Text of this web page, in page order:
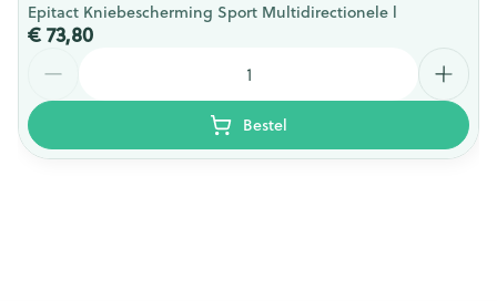
Epitact Kniebescherming Sport Multidirectionele l
€ 73,80
Bestel